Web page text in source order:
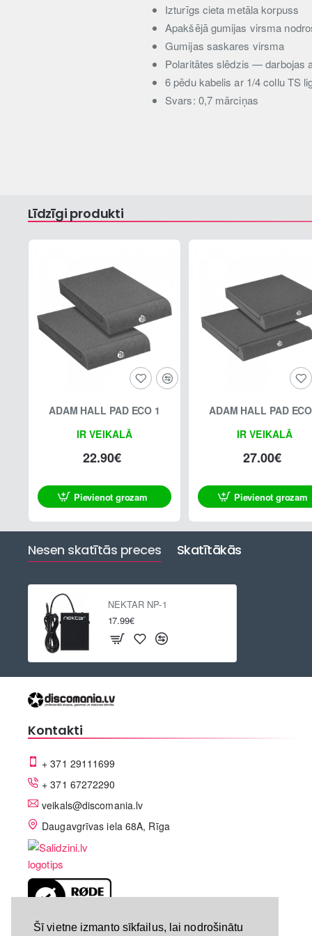
Šī vietne izmanto sīkfailus, lai nodrošinātu
Izturīgs cieta metāla korpuss
Apakšējā gumijas virsma
Gumijas saskares virsma
Polaritātes slēdzis — darbojas
6 pēdu kabelis ar 1/4 collu TS
Svars: 0,7 mārciņas
Līdzīgi produkti
IR VEIKALĀ
ADAM HALL PAD ECO 1
22.90€
Pievienot grozam
IR VEIKALĀ
ADAM HALL PAD
27.00€
Pievienot grozam
Nesen skatītās preces Skatītākās
NEKTAR NP-1
17.99€
Kontakti
+ 371 29111699
+ 371 67272290
veikals@discomania.lv
Daugavgrīvas iela 68A, Rīga
LV-A58C07DF